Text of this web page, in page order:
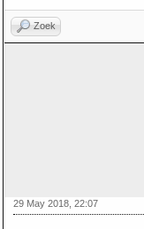
Zoek
29 May 2018, 22:07